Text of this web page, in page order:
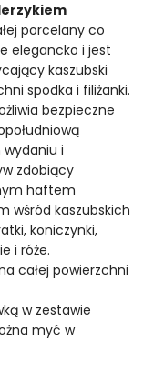
porcelany co
elegancko i jest
kaszubski
spodka i filiżanki.
bezpieczne
i
zdobiący
haftem
wśród kaszubskich
koniczynki,
i róże.
całej powierzchni
w zestawie
myć w